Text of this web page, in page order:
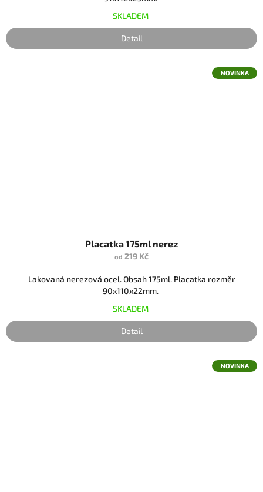
SKLADEM
Detail
NOVINKA
Placatka 175ml nerez
od 219 Kč
Lakovaná nerezová ocel. Obsah 175ml. Placatka rozměr
90x110x22mm.
SKLADEM
Detail
NOVINKA